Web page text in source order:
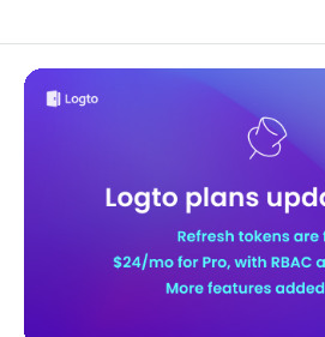
Logto 收費計劃更新 - 2025 年 9 月